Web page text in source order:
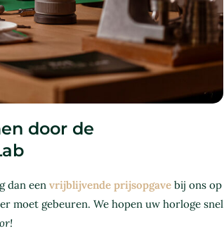
door de
dan een vrijblijvende prijsopgave bij ons op
moet gebeuren. We hopen uw horloge snel